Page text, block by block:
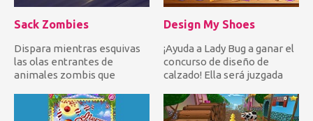
Sack Zombies
Dispara mientras esquivas
las olas entrantes de
animales zombis que
Design My Shoes
¡Ayuda a Lady Bug a ganar el
concurso de diseño de
calzado! Ella será juzgada